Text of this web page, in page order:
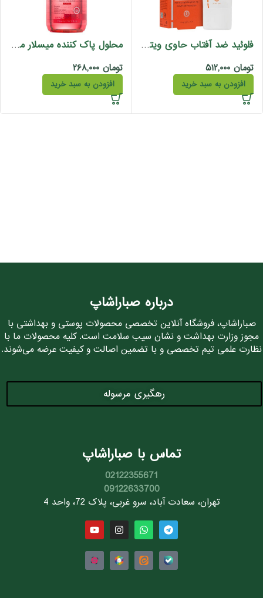
فلوئید ضد آفتاب حاوی ویتامین سی سیفورت درمالیفت 40 میل
تومان
افزودن به سبد خرید
محلول پاک کننده میسلار مناسب پوست های حساس رزالیفت درمالیفت 250 میل
تومان
افزودن به سبد خرید
درباره صباراشاپ
صباراشاپ، فروشگاه آنلاین تخصصی محصولات پوستی و بهداشتی با
مجوز وزارت بهداشت و نشان سیب سلامت است. کلیه محصولات ما با
نظارت علمی تیم تخصصی و با تضمین اصالت و کیفیت عرضه می‌شوند.
رهگیری مرسوله
تماس با صباراشاپ
02122355671
09122633700
تهران، سعادت آباد، سرو غربی، پلاک 72، واحد 4